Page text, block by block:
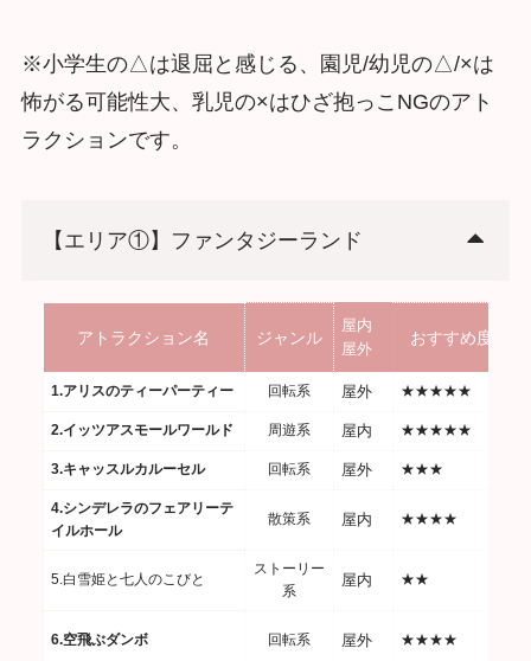
※小学生の△は退屈と感じる、園児/幼児の△/×は
怖がる可能性大、乳児の×はひざ抱っこNGのアト
ラクションです。
【エリア①】ファンタジーランド
アトラクション名 ジャンル
屋内
屋外
おすすめ度
1.アリスのティーパーティー 回転系 屋外 ★★★★★
2.イッツアスモールワールド 周遊系 屋内 ★★★★★
3.キャッスルカルーセル 回転系 屋外 ★★★
4.シンデレラのフェアリーテ
イルホール
散策系 屋内 ★★★★
5.白雪姫と七人のこびと
ストーリー
系
屋内 ★★
6.空飛ぶダンボ 回転系 屋外 ★★★★